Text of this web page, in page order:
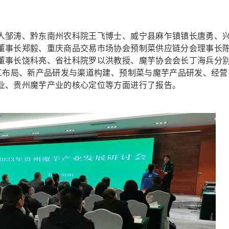
、黔东南州农科院王飞博士、威宁县麻乍镇镇长唐勇、
长郑毅、重庆商品交易市场协会预制菜供应链分会理事长
长饶科亮、省社科院罗以洪教授、魔芋协会会长丁海兵分别
局、新产品研发与渠道构建、预制菜与魔芋产品研发、经营
贵州魔芋产业的核心定位等方面进行了报告。